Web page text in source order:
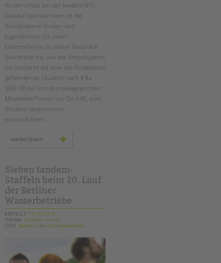
Kinderschutz bei der tandem BTL:
Claudia Spieckermann ist die
Koordinatorin Kinder- und
Jugendschutz für unser
Unternehmen. In einem Gespräch
beschreibt sie, wie das Ampelsystem
bei Verdacht auf eine das Kindeswohl
gefährdende Situation nach § 8a
SGB VIII bei uns den pädagogischen
Mitarbeiter*innen vor Ort hilft, eine
Situation angemessen
einzuschätzen.
weiterlesen
verfahrensampel
Sieben tandem-
Staffeln beim 20. Lauf
der Berliner
Wasserbetriebe
ERSTELLT 17.06.2019
THEMA tandem intern
VON
Barbara Brecht-Hadraschek